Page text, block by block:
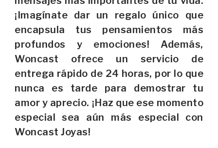
¡Imagínate dar un regalo único que
encapsula tus pensamientos más
profundos y emociones! Además,
Woncast ofrece un servicio de
entrega rápido de 24 horas, por lo que
nunca es tarde para demostrar tu
amor y aprecio. ¡Haz que ese momento
especial sea aún más especial con
Woncast Joyas!